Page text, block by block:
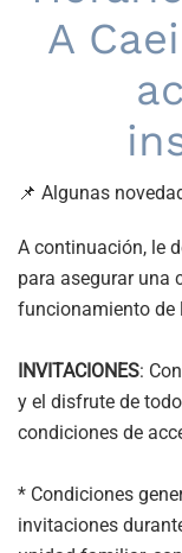
A
📌 Algunas
A continuación, le
para asegurar una
funcionamiento de
INVITACIONES:
y el disfrute de
condiciones de
* Condiciones
invitaciones